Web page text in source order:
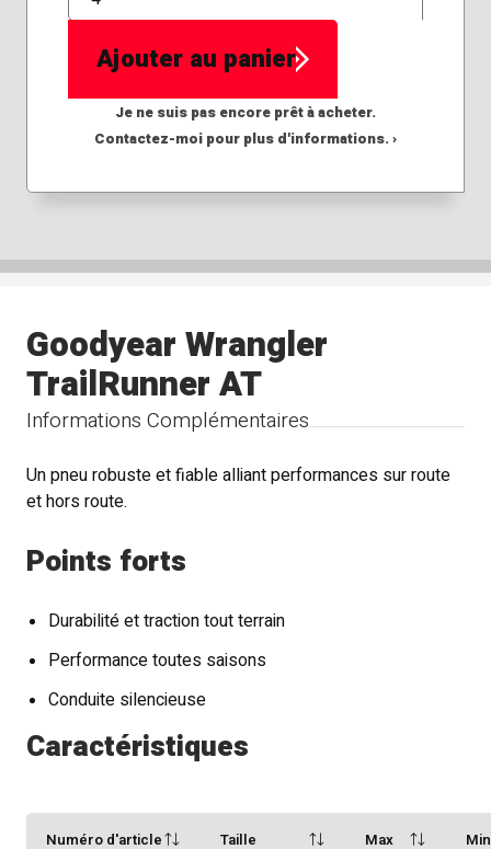
QTÉ
Ajouter au panier
Je ne suis pas encore prêt à acheter.
Contactez-moi pour plus d'informations. ›
Informations Complémentaires
Goodyear Wrangler
TrailRunner AT
Un pneu robuste et fiable alliant performances sur route
et hors route.
Points forts
Durabilité et traction tout terrain
Performance toutes saisons
Conduite silencieuse
Caractéristiques
Numéro d'article Taille
Max
Min